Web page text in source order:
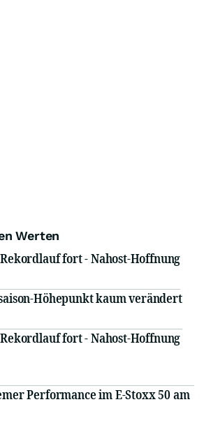
Werten
fort - Nahost-Hoffnung
Höhepunkt kaum verändert
fort - Nahost-Hoffnung
Performance im E-Stoxx 50 am